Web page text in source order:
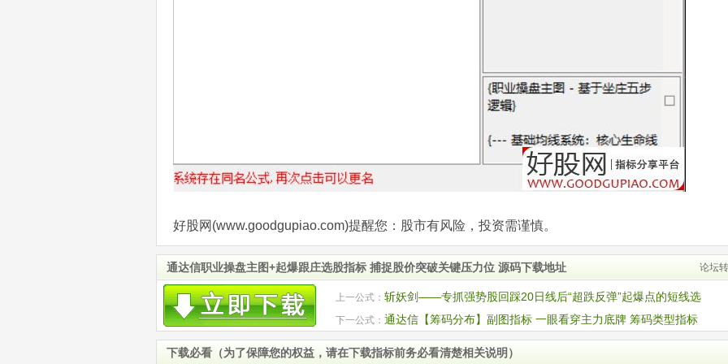
好股网(www.goodgupiao.com)提醒您：股市有风险，投资需谨慎。
通达信职业操盘主图+起爆跟庄选股指标 捕捉股价突破关键压力位 源码下载地址 论坛
上一公式： 斩妖剑——专抓强势股回踩20日线后“超跌反弹”起爆点的短线选
股指标
下一公式： 通达信【筹码分布】副图指标 一眼看穿主力底牌 筹码类型指标
实战用法详解
下载必看（为了保障您的权益，请在下载指标前务必看清楚相关说明）